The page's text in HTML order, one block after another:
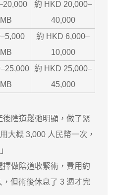
約 HKD 20,000–
40,000
約 HKD 6,000–
10,000
約 HKD 25,000–
45,000
後陰道鬆弛明顯，做了緊
大概 3,000 人民幣一次，
擇做陰道收緊術，費用約
但術後休息了 3 週才完